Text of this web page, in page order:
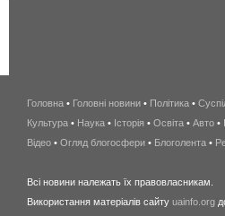
Головна • Головні новини • Політика •
Культура • Наука • Історія • Освіта • Авто •
Відео • Огляд блогосфери • Блоголента •
Всі новини належать їх правовласникам.
Використання матеріалів сайту uainfo.org